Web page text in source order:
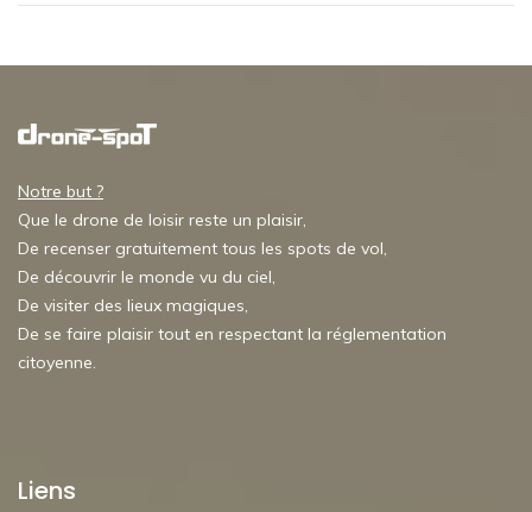
Notre but ?
Que le drone de loisir reste un plaisir,
De recenser gratuitement tous les spots de vol,
De découvrir le monde vu du ciel,
De visiter des lieux magiques,
De se faire plaisir tout en respectant la réglementation
citoyenne.
Liens